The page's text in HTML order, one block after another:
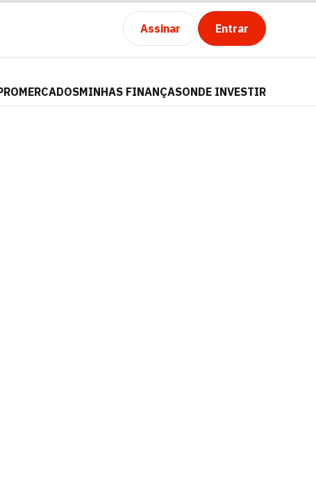
Assinar Entrar
MERCADOSMINHAS FINANÇASONDE INVESTIR